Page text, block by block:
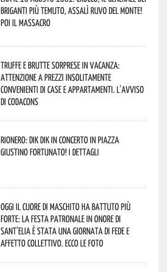
Briganti più temuto, assalì Ruvo Del Monte!
Poi il massacro
Truffe e brutte sorprese in vacanza:
attenzione a prezzi insolitamente
convenienti di case e appartamenti. L’avviso
di Codacons
Rionero: DIK DIK in concerto in Piazza
Giustino Fortunato! I dettagli
Oggi il cuore di Maschito ha battuto più
forte: la Festa Patronale in onore di
Sant’Elia è stata una giornata di fede e
affetto collettivo. Ecco le foto